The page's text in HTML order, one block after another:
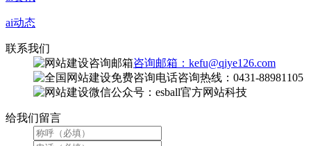
ai动态
联系我们
咨询邮箱：kefu@qiye126.com
咨询热线：0431-88981105
微信公众号：esball官方网站科技
给我们留言